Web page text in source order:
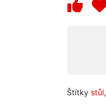
Štítky stůl,